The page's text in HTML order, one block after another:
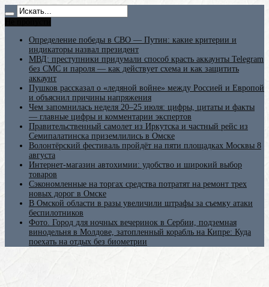
Определение победы в СВО — Путин: какие критерии и
индикаторы назвал президент
МВД: преступники придумали способ красть аккаунты Telegram
без СМС и пароля — как действует схема и как защитить
аккаунт
Пушков рассказал о «ледяной войне» между Россией и Европой
и объяснил причины напряжения
Чем запомнилась неделя 20–25 июля: цифры, цитаты и факты
— главные цифры и комментарии экспертов
Правительственный самолет из Иркутска и частный рейс из
Семипалатинска приземлились в Омске
Волонтёрский фестиваль пройдёт на пяти площадках Москвы 8
августа
Интернет-магазин автохимии: удобство и широкий выбор
товаров
Сэкономленные на торгах средства потратят на ремонт трех
новых дорог в Омске
В Омской области в разы увеличили штрафы за съемку атаки
беспилотников
Фото. Город для ночных вечеринок в Сербии, подземная
винодельня в Молдове, затопленный корабль на Кипре: Куда
поехать на отдых без биометрии